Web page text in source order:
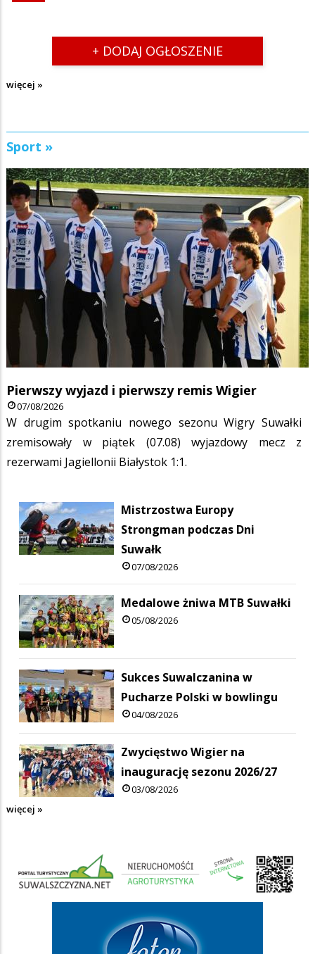
+ DODAJ OGŁOSZENIE
więcej »
Sport »
Pierwszy wyjazd i pierwszy remis Wigier
07/08/2026
W drugim spotkaniu nowego sezonu Wigry Suwałki
zremisowały w piątek (07.08) wyjazdowy mecz z
rezerwami Jagiellonii Białystok 1:1.
Mistrzostwa Europy
Strongman podczas Dni
Suwałk
07/08/2026
Medalowe żniwa MTB Suwałki
05/08/2026
Sukces Suwalczanina w
Pucharze Polski w bowlingu
04/08/2026
Zwycięstwo Wigier na
inaugurację sezonu 2026/27
03/08/2026
więcej »